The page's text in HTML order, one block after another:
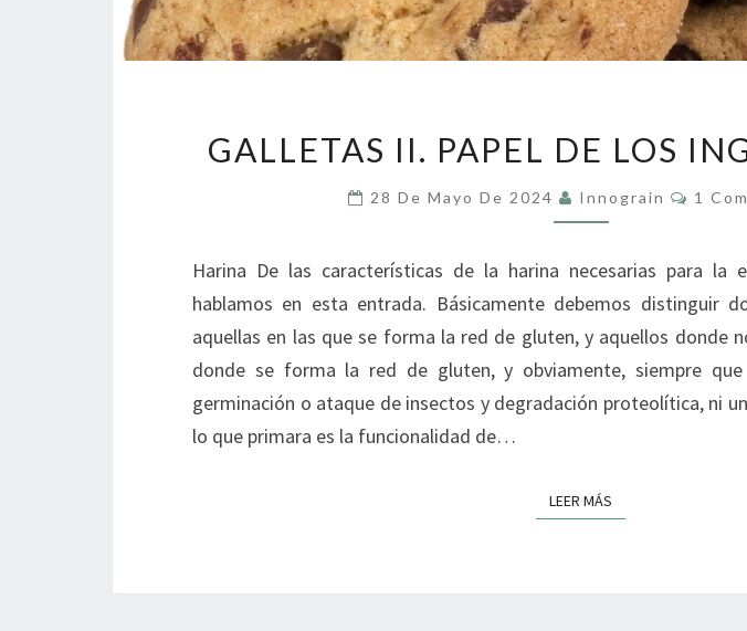
II.
PAPEL
DE
INGREDIENTES
GALLETAS II. PAPEL DE LOS
28 De Mayo De 2024 Innograin 1
Harina De las características de la harina necesarias para la
hablamos en esta entrada. Básicamente debemos distinguir
aquellas en las que se forma la red de gluten, y aquellos donde
donde se forma la red de gluten, y obviamente, siempre
germinación o ataque de insectos y degradación proteolítica, ni
lo que primara es la funcionalidad de…
LEER MÁS